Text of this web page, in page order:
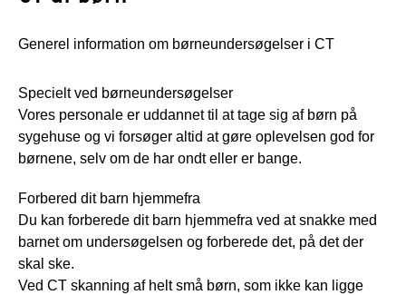
Generel information om børneundersøgelser i CT
Specielt ved børneundersøgelser
Vores personale er uddannet til at tage sig af børn på
sygehuse og vi forsøger altid at gøre oplevelsen god for
børnene, selv om de har ondt eller er bange.
Forbered dit barn hjemmefra
Du kan forberede dit barn hjemmefra ved at snakke med
barnet om undersøgelsen og forberede det, på det der
skal ske.
Ved CT skanning af helt små børn, som ikke kan ligge